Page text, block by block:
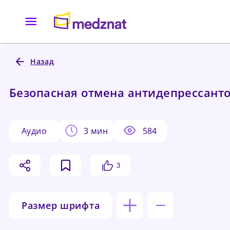
Назад
Безопасная отмена
аудио 3 мин 584
3
Размер шрифта